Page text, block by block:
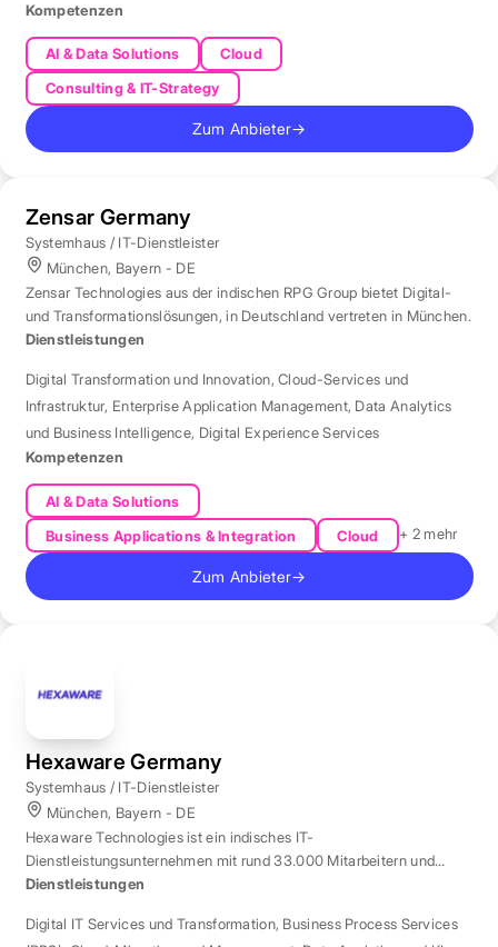
Kompetenzen
AI & Data Solutions
Cloud
Consulting & IT-Strategy
Zum Anbieter→
Zensar Germany
Systemhaus / IT-Dienstleister
München, Bayern - DE
Zensar Technologies aus der indischen RPG Group bietet Digital-
und Transformationslösungen, in Deutschland vertreten in München.
Dienstleistungen
Digital Transformation und Innovation,Cloud-Services und
Infrastruktur, Enterprise Application Management, Data Analytics
und Business Intelligence, Digital Experience Services
Kompetenzen
AI & Data Solutions
Business Applications & Integration
Cloud + 2 mehr
Zum Anbieter→
Hexaware Germany
Systemhaus / IT-Dienstleister
München, Bayern - DE
Hexaware Technologies ist ein indisches IT-
Dienstleistungsunternehmen mit rund 33.000 Mitarbeitern und
Standort München für Automatisierung und KI.
Dienstleistungen
Digital IT Services und Transformation, Business Process Services